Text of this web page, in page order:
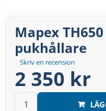
Skriv en recension
Mapex
pukhållare
2 350 kr